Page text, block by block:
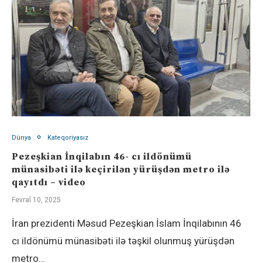
Dünya Kateqoriyasız
Pezeşkian İnqilabın 46- cı ildönümü
münasibəti ilə keçirilən yürüşdən metro ilə
qayıtdı – video
Fevral 10, 2025
İran prezidenti Məsud Pezeşkian İslam İnqilabının 46
cı ildönümü münasibəti ilə təşkil olunmuş yürüşdən
metro…